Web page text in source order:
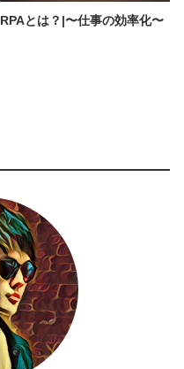
RPAとは？|〜仕事の効率化〜